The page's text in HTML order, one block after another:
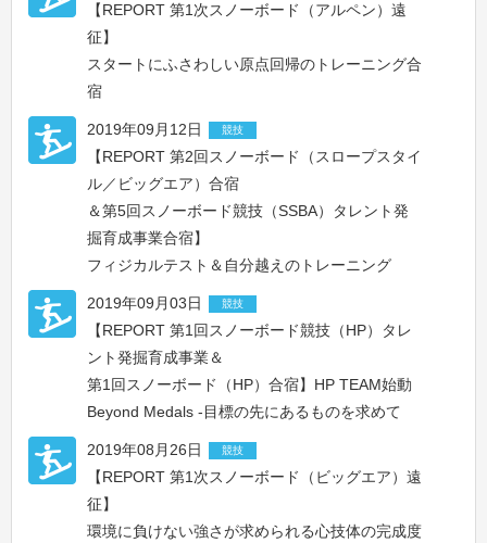
【REPORT 第1次スノーボード（アルペン）遠
征】
スタートにふさわしい原点回帰のトレーニング合
宿
2019年09月12日 競技
【REPORT 第2回スノーボード（スロープスタイ
ル／ビッグエア）合宿
＆第5回スノーボード競技（SSBA）タレント発
掘育成事業合宿】
フィジカルテスト＆自分越えのトレーニング
2019年09月03日 競技
【REPORT 第1回スノーボード競技（HP）タレ
ント発掘育成事業＆
第1回スノーボード（HP）合宿】HP TEAM始動
Beyond Medals -目標の先にあるものを求めて
2019年08月26日 競技
【REPORT 第1次スノーボード（ビッグエア）遠
征】
環境に負けない強さが求められる心技体の完成度